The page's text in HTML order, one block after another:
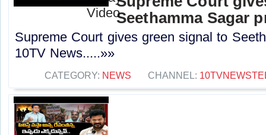
Seethamma Sagar
Supreme Court gives green signal to
10TV News.....»»
CATEGORY: NEWS CHANNEL: